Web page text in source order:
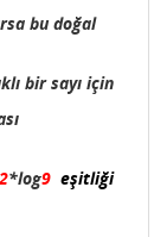
bu doğal
bir sayı için
2*log9 eşitliği